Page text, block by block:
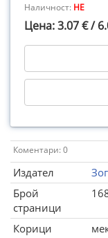
Наличност: НЕ
Цена: 3.07 € /
Коментари: 0
Издател
Брой
страници
Корици